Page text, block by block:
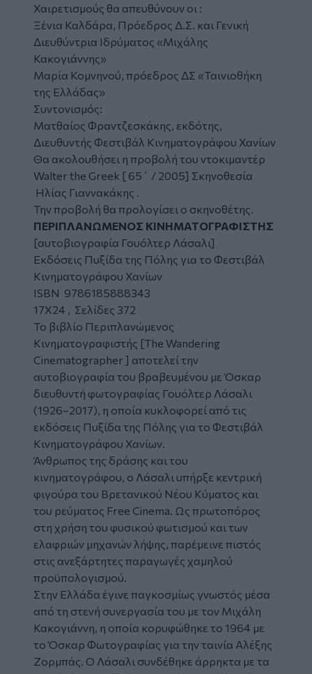
Χαιρετισμούς θα απευθύνουν οι :
Ξένια Καλδάρα, Πρόεδρος Δ.Σ. και Γενική
Διευθύντρια Ιδρύματος «Μιχάλης
Κακογιάννης»
Μαρία Κομνηνού, πρόεδρος ΔΣ «Ταινιοθήκη
της Ελλάδας»
Συντονισμός:
Ματθαίος Φραντζεσκάκης, εκδότης,
Διευθυντής Φεστιβάλ Κινηματογράφου Χανίων
Θα ακολουθήσει η προβολή του ντοκιμαντέρ
Walter the Greek [ 65΄ / 2005] Σκηνοθεσία
Ηλίας Γιαννακάκης .
Την προβολή θα προλογίσει ο σκηνοθέτης.
ΠΕΡΙΠΛΑΝΩΜΕΝΟΣ ΚΙΝΗΜΑΤΟΓΡΑΦΙΣΤΗΣ
[αυτοβιογραφία Γουόλτερ Λάσαλι]
Εκδόσεις Πυξίδα της Πόλης για το Φεστιβάλ
Κινηματογράφου Χανίων
ISBN 9786185888343
17Χ24 , Σελίδες 372
Το βιβλίο Περιπλανώμενος
Κινηματογραφιστής [The Wandering
Cinematographer ] αποτελεί την
αυτοβιογραφία του βραβευμένου με Όσκαρ
διευθυντή φωτογραφίας Γουόλτερ Λάσαλι
(1926–2017), η οποία κυκλοφορεί από τις
εκδόσεις Πυξίδα της Πόλης για το Φεστιβάλ
Κινηματογράφου Χανίων.
Άνθρωπος της δράσης και του
κινηματογράφου, ο Λάσαλι υπήρξε κεντρική
φιγούρα του Βρετανικού Νέου Κύματος και
του ρεύματος Free Cinema. Ως πρωτοπόρος
στη χρήση του φυσικού φωτισμού και των
ελαφριών μηχανών λήψης, παρέμεινε πιστός
στις ανεξάρτητες παραγωγές χαμηλού
προϋπολογισμού.
Στην Ελλάδα έγινε παγκοσμίως γνωστός μέσα
από τη στενή συνεργασία του με τον Μιχάλη
Κακογιάννη, η οποία κορυφώθηκε το 1964 με
το Όσκαρ Φωτογραφίας για την ταινία Αλέξης
Ζορμπάς. Ο Λάσαλι συνδέθηκε άρρηκτα με τα